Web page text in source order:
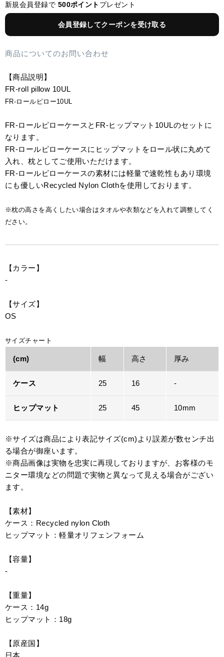
新規会員登録で 500ポイント プレゼント
会員登録してクーポンを受け取る
商品についてのお問い合わせ
【商品説明】
FR-roll pillow 10UL
FR-ロールピロー10UL
FR-ロールピローケースとFR-ヒップマット10ULのセットに
なります。
FR-ロールピローケースにヒップマットをロール状に丸めて
入れ、枕としてご使用いただけます。
FR-ロールピローケースの素材には軽量で速乾性もあり環境
にも優しいRecycled Nylon Clothを使用しております。
※枕の高さを高くしたい場合はタオルや衣類などを入れて調整してく
ださい。
【カラー】
-
【サイズ】
OS
サイズチャート
(cm) 幅 高さ 厚み
ケース 25 16 -
ヒップマット 25 45 10mm
※サイズは商品により表記サイズ(cm)より誤差が数センチ出
る場合が御座います。
※商品画像は実物を忠実に再現しておりますが、お客様のモ
ニター環境などの問題で実物と異なって見える場合がござい
ます。
【素材】
ケース：Recycled nylon Cloth
ヒップマット：軽量オリフェンフォーム
【容量】
-
【重量】
ケース：14g
ヒップマット：18g
【原産国】